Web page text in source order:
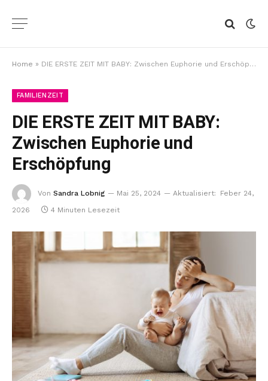
Home » DIE ERSTE ZEIT MIT BABY: Zwischen Euphorie und Erschöpfung
FAMILIENZEIT
DIE ERSTE ZEIT MIT BABY:
Zwischen Euphorie und
Erschöpfung
Von Sandra Lobnig Mai 25, 2024 Aktualisiert:
Feber 24,
2026
4 Minuten Lesezeit